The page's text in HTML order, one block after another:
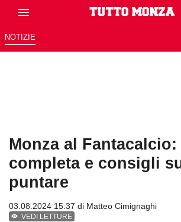
NOTIZIE
Monza al
completa e consigli
puntare
03.08.2024 15:37 di Matteo Cimignaghi
VEDI LETTURE